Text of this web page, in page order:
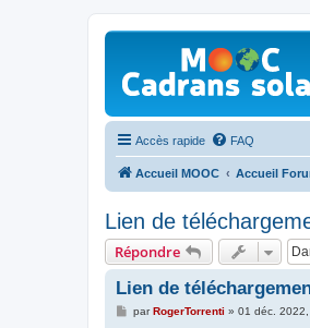
Accès rapide FAQ
Accueil MOOC Accueil
Lien de
Répondre
Lien de
MparRogerTorrenti » 01 déc.